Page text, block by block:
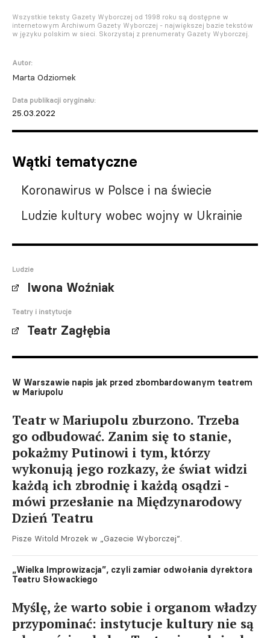
Wszystkie teksty Gazety Wyborczej od 1998 roku są dostępne w
internetowym Archiwum Gazety Wyborczej - największej bazie tekstów
w języku polskim w sieci. Skorzystaj z prenumeraty Gazety Wyborczej.
Autor:
Marta Odziomek
Data publikacji oryginału:
25.03.2022
Wątki tematyczne
Koronawirus w Polsce i na świecie
Ludzie kultury wobec wojny w Ukrainie
Ludzie
Iwona Woźniak
Teatry i instytucje
Teatr Zagłębia
W Warszawie napis jak przed zbombardowanym teatrem
w Mariupolu
Teatr w Mariupolu zburzono. Trzeba
go odbudować. Zanim się to stanie,
pokażmy Putinowi i tym, którzy
wykonują jego rozkazy, że świat widzi
każdą ich zbrodnię i każdą osądzi -
mówi przesłanie na Międzynarodowy
Dzień Teatru
Pisze Witold Mrozek w „Gazecie Wyborczej”.
„Wielka Improwizacja”, czyli zamiar odwołania dyrektora
Teatru Słowackiego
Myślę, że warto sobie i organom władzy
przypominać: instytucje kultury nie są